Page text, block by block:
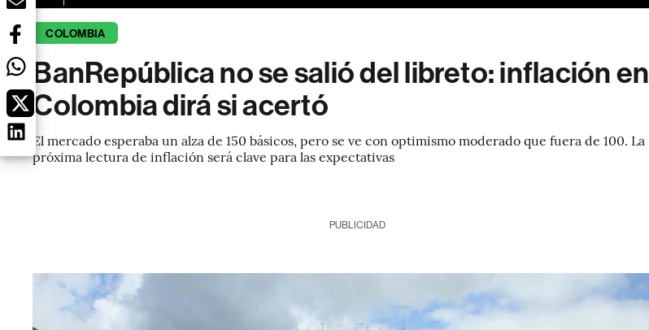
COLOMBIA
BanRepública no se salió del libreto: inflación en
Colombia dirá si acertó
El mercado esperaba un alza de 150 básicos, pero se ve con optimismo moderado que fuera de 100. La
próxima lectura de inflación será clave para las expectativas
PUBLICIDAD